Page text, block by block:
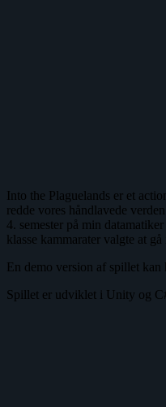
Into the Plaguelands er et
redde vores håndlavede
4. semester på min
klasse kammarater valgte at
En demo version af spillet kan
Spillet er udviklet i Unity og